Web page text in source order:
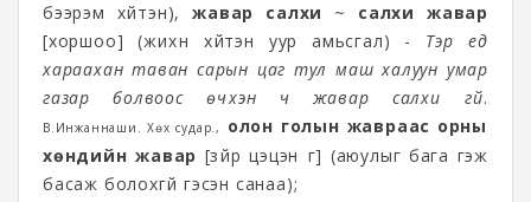
бээрэм хүйтэн),жавар салхи ~ салхи жавар
[хоршоо] (жихүүн хүйтэн уур амьсгал) - Тэр үед
хараахан таван сарын цаг тул маш халуун умар
газар болвоос өчүүхэн ч жавар салхи үгүй.
В.Инжаннаши. Хөх судар.,
олон голын жавраас орны
хөндийн жавар [зүйр цэцэн үг] (аюулыг бага гэж
басаж болохгүй гэсэн санаа);